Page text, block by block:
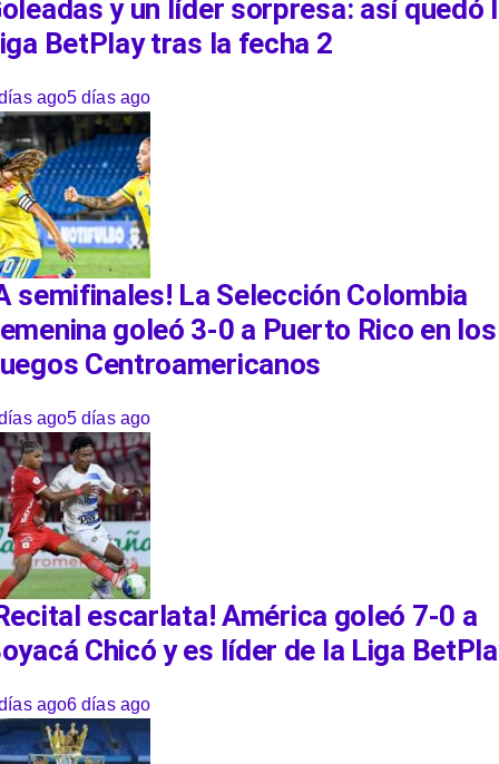
y un líder sorpresa: así quedó
BetPlay tras la fecha 2
ago5 días ago
semifinales! La Selección Colombia
goleó 3-0 a Puerto Rico en los
Centroamericanos
ago5 días ago
escarlata! América goleó 7-0 a
Chicó y es líder de la Liga
ago6 días ago